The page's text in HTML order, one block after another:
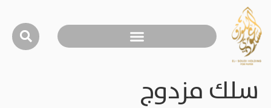
سلك مزدوج